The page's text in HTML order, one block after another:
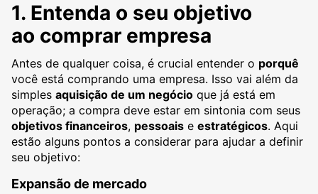
1. Entenda o seu objetivo
ao comprar empresa
Antes de qualquer coisa, é crucial entender o porquê
você está comprando uma empresa. Isso vai além da
simples aquisição de um negócio que já está em
operação; a compra deve estar em sintonia com seus
objetivos financeiros, pessoais e estratégicos. Aqui
estão alguns pontos a considerar para ajudar a definir
seu objetivo:
Expansão de mercado